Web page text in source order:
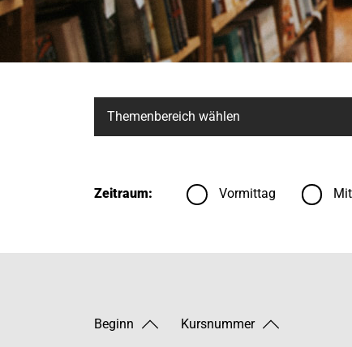
Zeitraum: Vormittag
Beginn Kursnummer